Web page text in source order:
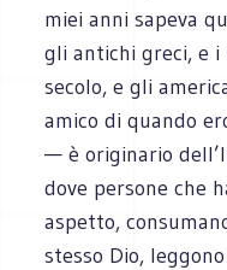
miei anni sapeva
gli antichi greci, e i
secolo, e gli
amico di quando
— è originario
dove persone che
aspetto,
stesso Dio,